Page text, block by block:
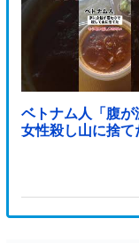
ベトナム人「腹が
女性殺し山に捨て